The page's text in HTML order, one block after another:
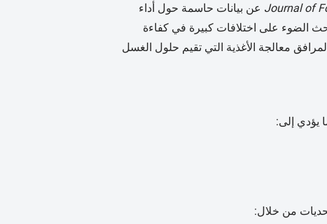
Journal of عن بيانات حاسمة حول أداء
من الخضروات. يسلط البحث الضوء على اختلافات كبيرة في كفاءة
معالجة الأغذية التي تقيم حلول الغسل
يؤدي إلى: